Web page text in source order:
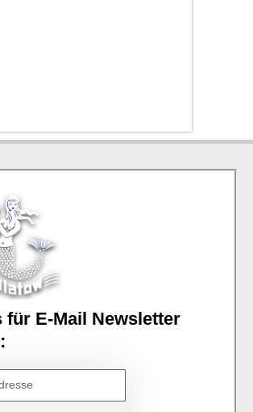
für E-Mail Newsletter